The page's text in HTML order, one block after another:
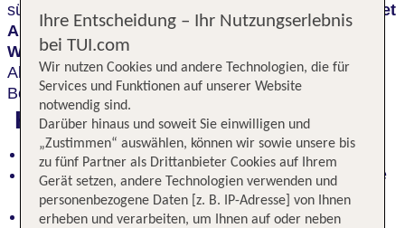
südlichen Oberallgäus. Die
Panoramaterrasse bietet
Ausblickein die Allgäuer Hochalpen, der
Wellnessbereich
Aktivurlauber finden zahlreiche Wanderwege und 8
Bergbahnen in der Umgebung.
Highlights
Unbeschwerte Ferien im gemütlichen Ambiente
Panoramaterrasse mit herrlichen Ausblicken in die
Allgäuer Hochalpen
Wanderwege und Bergbahnen in der Umgebung
Ihre Entscheidung – Ihr Nutzungserlebnis
bei TUI.com
Wir nutzen Cookies und andere Technologien, die für
Services und Funktionen auf unserer Website
notwendig sind.
Darüber hinaus und soweit Sie einwilligen und
„Zustimmen“ auswählen, können wir sowie unsere bis
zu fünf Partner als Drittanbieter Cookies auf Ihrem
Gerät setzen, andere Technologien verwenden und
personenbezogene Daten [z. B. IP-Adresse] von Ihnen
erheben und verarbeiten, um Ihnen auf oder neben